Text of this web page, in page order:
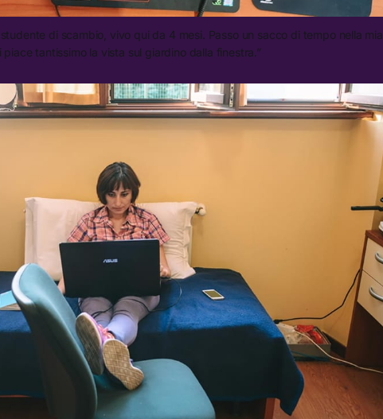
di scambio, vivo qui da 4 mesi. Passo un sacco di tempo nella mia
piace tantissimo la vista sul giardino dalla finestra.”